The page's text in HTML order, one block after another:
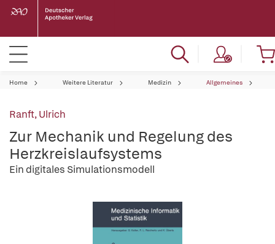
Home Weitere Literatur Medizin Allgemeines
Ranft, Ulrich
Zur Mechanik und Regelung des
Herzkreislaufsystems
Ein digitales Simulationsmodell